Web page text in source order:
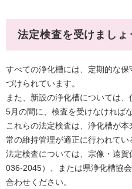
法定検査を受けましょ
すべての浄化槽には、定期的な
づけられています。
また、新設の浄化槽については
5月の間に、検査を受けなければ
これらの法定検査は、浄化槽が
常の維持管理が適正に行われてい
法定検査については、宗像・遠
036-2045）、または県浄化槽協
合わせください。